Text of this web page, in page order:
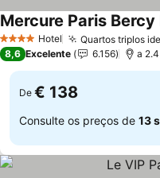
4 EstrelasHotel Quartos triplos
Mercure Paris
8,6 Excelente 6.156 a
De € 138
Consulte os preços de 13